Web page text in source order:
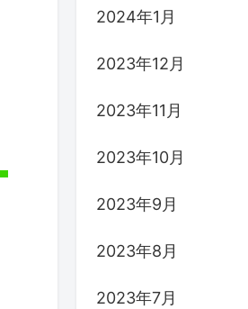
2024年1月
2023年12月
2023年11月
2023年10月
2023年9月
2023年8月
2023年7月